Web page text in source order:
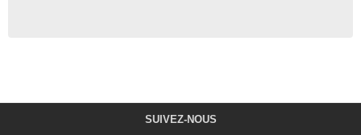
SUIVEZ-NOUS